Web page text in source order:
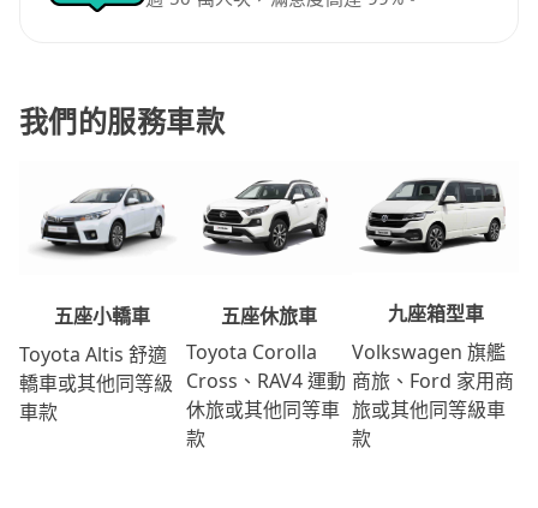
我們的服務車款
五座小轎車
Toyota Altis 舒適
轎車或其他同等級
車款
五座休旅車
Toyota Corolla
Cross、RAV4 運動
休旅或其他同等車
款
九座箱型車
Volkswagen 旗艦
商旅、Ford 家用商
旅或其他同等級車
款